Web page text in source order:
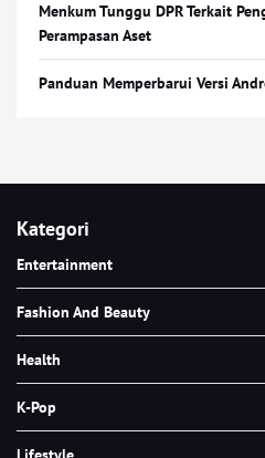
Menkum Tunggu DPR Terkait
Perampasan Aset
Panduan Memperbarui Versi
Kategori
Entertainment
Fashion And Beauty
Health
K-Pop